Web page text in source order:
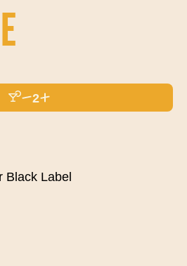
2
Black Label